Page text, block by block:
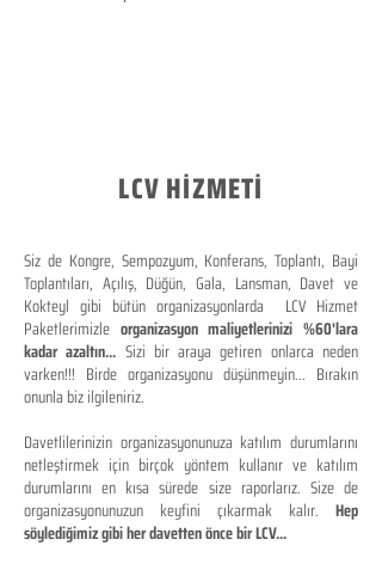
LCV HİZMETİ
Siz de Kongre, Sempozyum, Konferans, Toplantı, Bayi
Toplantıları, Açılış, Düğün, Gala, Lansman, Davet ve
Kokteyl gibi bütün organizasyonlarda LCV Hizmet
Paketlerimizle organizasyon maliyetlerinizi %60'lara
kadar azaltın... Sizi bir araya getiren onlarca neden
varken!!! Birde organizasyonu düşünmeyin... Bırakın
onunla biz ilgileniriz.
Davetlilerinizin organizasyonunuza katılım durumlarını
netleştirmek için birçok yöntem kullanır ve katılım
durumlarını en kısa sürede size raporlarız. Size de
organizasyonunuzun keyfini çıkarmak kalır. Hep
söylediğimiz gibi her davetten önce bir LCV...